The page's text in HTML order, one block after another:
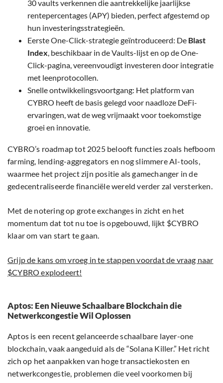
30 vaults verkennen die aantrekkelijke jaarlijkse
rentepercentages (APY) bieden, perfect afgestemd op
hun investeringsstrategieën.
Eerste One-Click-strategie geïntroduceerd: De Blast
Index, beschikbaar in de Vaults-lijst en op de One-
Click-pagina, vereenvoudigt investeren door integratie
met leenprotocollen.
Snelle ontwikkelingsvoortgang: Het platform van
CYBRO heeft de basis gelegd voor naadloze DeFi-
ervaringen, wat de weg vrijmaakt voor toekomstige
groei en innovatie.
CYBRO’s roadmap tot 2025 belooft functies zoals hefboom
farming, lending-aggregators en nog slimmere AI-tools,
waarmee het project zijn positie als gamechanger in de
gedecentraliseerde financiële wereld verder zal versterken.
Met de notering op grote exchanges in zicht en het
momentum dat tot nu toe is opgebouwd, lijkt $CYBRO
klaar om van start te gaan.
Grijp de kans om vroeg in te stappen voordat de vraag naar
$CYBRO explodeert!
Aptos: Een Nieuwe Schaalbare Blockchain die
Netwerkcongestie Wil Oplossen
Aptos is een recent gelanceerde schaalbare layer-one
blockchain, vaak aangeduid als de “Solana Killer.” Het richt
zich op het aanpakken van hoge transactiekosten en
netwerkcongestie, problemen die veel voorkomen bij